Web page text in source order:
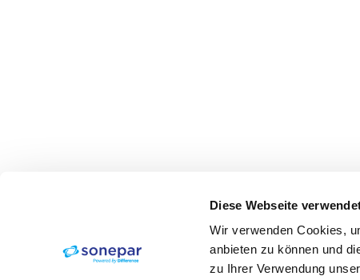
Diese Webseite
Wir verwenden Cookies,
anbieten zu können und
zu Ihrer Verwendung